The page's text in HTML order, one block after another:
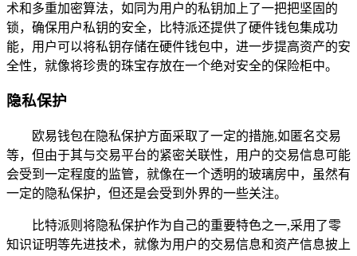
术和多重加密算法，如同为用户的私钥加上了一把把坚固的
锁，确保用户私钥的安全，比特派还提供了硬件钱包集成功
能，用户可以将私钥存储在硬件钱包中，进一步提高资产的安
全性，就像将珍贵的珠宝存放在一个绝对安全的保险柜中。
隐私保护
欧易钱包在隐私保护方面采取了一定的措施,如匿名交易
等，但由于其与交易平台的紧密关联性，用户的交易信息可能
会受到一定程度的监管，就像在一个透明的玻璃房中，虽然有
一定的隐私保护，但还是会受到外界的一些关注。
比特派则将隐私保护作为自己的重要特色之一,采用了零
知识证明等先进技术，就像为用户的交易信息和资产信息披上